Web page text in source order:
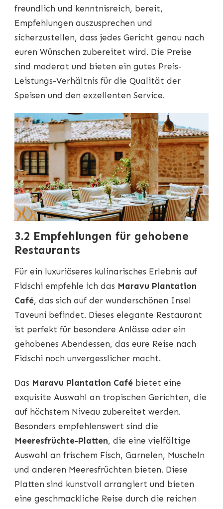
freundlich und kenntnisreich, bereit,
Empfehlungen auszusprechen und
sicherzustellen, dass jedes Gericht genau nach
euren Wünschen zubereitet wird. Die Preise
sind moderat und bieten ein gutes Preis-
Leistungs-Verhältnis für die Qualität der
Speisen und den exzellenten Service.
3.2 Empfehlungen für gehobene
Restaurants
Für ein luxuriöseres kulinarisches Erlebnis auf
Fidschi empfehle ich das Maravu Plantation
Café, das sich auf der wunderschönen Insel
Taveuni befindet. Dieses elegante Restaurant
ist perfekt für besondere Anlässe oder ein
gehobenes Abendessen, das eure Reise nach
Fidschi noch unvergesslicher macht.
Das Maravu Plantation Café bietet eine
exquisite Auswahl an tropischen Gerichten, die
auf höchstem Niveau zubereitet werden.
Besonders empfehlenswert sind die
Meeresfrüchte-Platten, die eine vielfältige
Auswahl an frischem Fisch, Garnelen, Muscheln
und anderen Meeresfrüchten bieten. Diese
Platten sind kunstvoll arrangiert und bieten
eine geschmackliche Reise durch die reichen